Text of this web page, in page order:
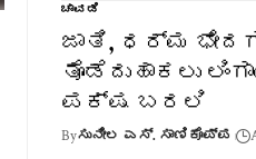
ಚಾವಡಿ
ಜಾತಿ, ಧರ್ಮ
ತೊಡೆದುಹಾಕಲು
ಪಕ್ಷ ಬರಲಿ
Byಸುನೀಲ ಎಸ್. ಸಾಣಿಕೊಪ್ಪ